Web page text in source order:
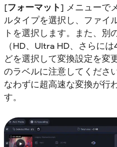
[フォーマット] メニューで
ルタイプを選択し、ファイ
トを選択します。また、別
（HD、Ultra HD、さらに
どを選択して変換設定を変
のラベルに注意してくださ
なわずに超高速な変換が行
す。